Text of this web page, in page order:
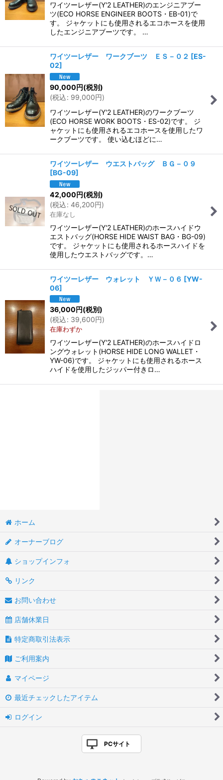
ワイツーレザー(Y'2 LEATHER)のエンジニアブー
ツ(ECO HORSE ENGINEER BOOTS・EB-01)で
す。 ジャケットにも使用されるエコホースを使用
したエンジニアブーツです。 …
ワイツーレザー ワークブーツ ＥＳ－０２ [ES-
02]
90,000円(税別)
(税込: 99,000円)
ワイツーレザー(Y'2 LEATHER)のワークブーツ
(ECO HORSE WORK BOOTS・ES-02)です。 ジ
ャケットにも使用されるエコホースを使用したワ
ークブーツです。 使い込むほどに…
ワイツーレザー ウエストバッグ ＢＧ－０９
[BG-09]
42,000円(税別)
(税込: 46,200円)
在庫なし
ワイツーレザー(Y'2 LEATHER)のホースハイドウ
エストバッグ(HORSE HIDE WAIST BAG・BG-09)
です。 ジャケットにも使用されるホースハイドを
使用したウエストバッグです。…
ワイツーレザー ウォレット ＹＷ－０６ [YW-
06]
36,000円(税別)
(税込: 39,600円)
在庫わずか
ワイツーレザー(Y'2 LEATHER)のホースハイドロ
ングウォレット(HORSE HIDE LONG WALLET・
YW-06)です。 ジャケットにも使用されるホース
ハイドを使用したジッパー付きロ…
ホーム
オーナーブログ
ショップインフォ
リンク
お問い合わせ
店舗休業日
特定商取引法表示
ご利用案内
マイページ
最近チェックしたアイテム
ログイン
PCサイト